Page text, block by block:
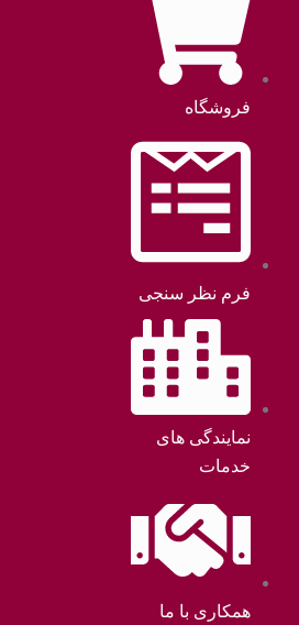
فروشگاه
فرم نظر سنجی
نمایندگی های
خدمات
همکاری با ما